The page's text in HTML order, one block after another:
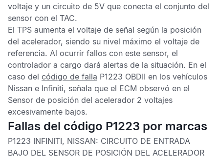
voltaje y un circuito de 5V que conecta el conjunto del
sensor con el TAC.
El TPS aumenta el voltaje de señal según la posición
del acelerador, siendo su nivel máximo el voltaje de
referencia. Al ocurrir fallos con este sensor, el
controlador a cargo dará alertas de la situación. En el
caso del código de falla P1223 OBDII en los vehículos
Nissan e Infiniti, señala que el ECM observó en el
Sensor de posición del acelerador 2 voltajes
excesivamente bajos.
Fallas del código P1223 por marcas
P1223 INFINITI, NISSAN: CIRCUITO DE ENTRADA
BAJO DEL SENSOR DE POSICIÓN DEL ACELERADOR